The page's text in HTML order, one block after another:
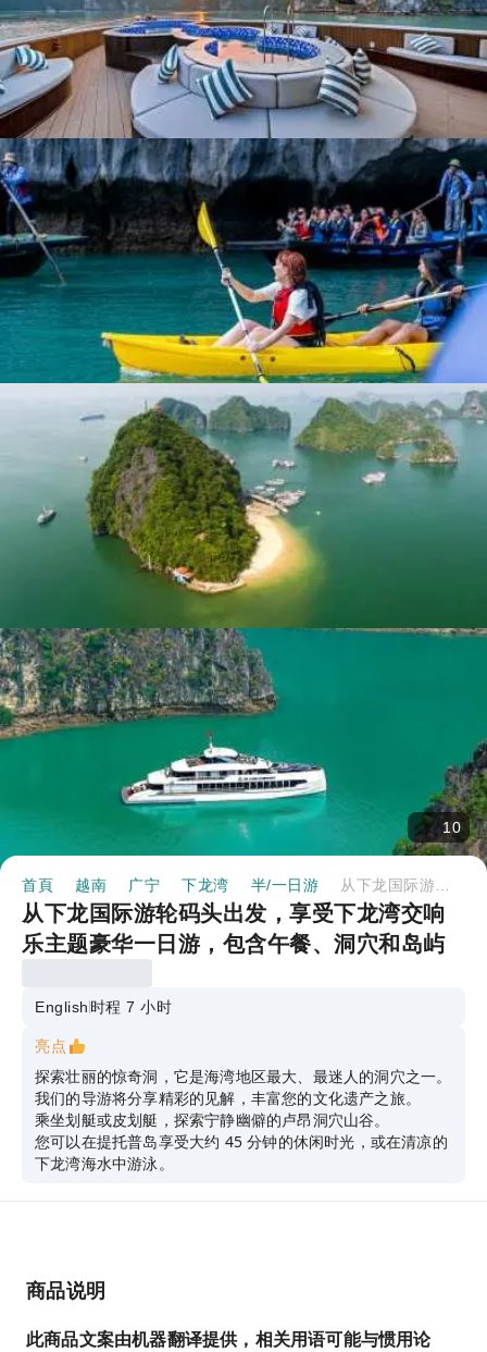
10
首頁 越南 广宁 下龙湾 半/一日游
从下龙国际游轮码头出发，享受下龙湾交响
乐主题豪华一日游，包含午餐、洞穴和岛屿
English 时程 7 小时
亮点
探索壮丽的惊奇洞，它是海湾地区最大、最迷人的洞穴之一。
我们的导游将分享精彩的见解，丰富您的文化遗产之旅。
乘坐划艇或皮划艇，探索宁静幽僻的卢昂洞穴山谷。
您可以在提托普岛享受大约 45 分钟的休闲时光，或在清凉的
下龙湾海水中游泳。
商品说明
此商品文案由机器翻译提供，相关用语可能与惯用论